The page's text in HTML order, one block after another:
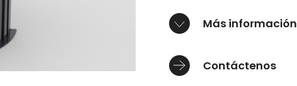
Más información
Contáctenos